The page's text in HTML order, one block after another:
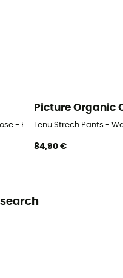
- Herren
Picture Organic
Lenu Strech Pants -
84,90 €